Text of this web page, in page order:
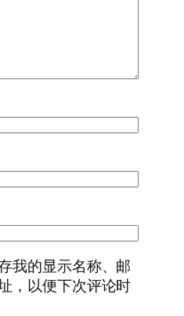
我的显示名称、邮
，以便下次评论时